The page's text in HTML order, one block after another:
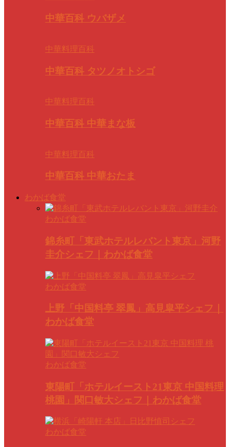
中華百科 ウバザメ
中華料理百科
中華百科 タツノオトシゴ
中華料理百科
中華百科 中華まな板
中華料理百科
中華百科 中華おたま
わかば食堂
わかば食堂
錦糸町「東武ホテルレバント東京」河野
圭介シェフ｜わかば食堂
わかば食堂
上野「中国料亭 翠鳳」高見皐平シェフ｜
わかば食堂
わかば食堂
東陽町「ホテルイースト21東京 中国料理
桃園」関口敏大シェフ｜わかば食堂
わかば食堂